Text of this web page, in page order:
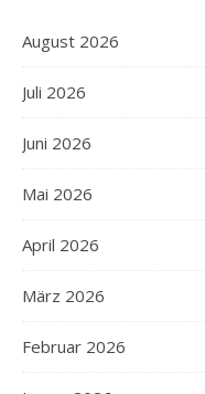
August 2026
Juli 2026
Juni 2026
Mai 2026
April 2026
März 2026
Februar 2026